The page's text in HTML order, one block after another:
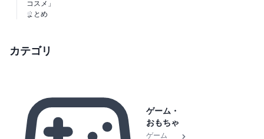
コスメ」
まとめ
カテゴリ
ゲーム・
おもちゃ
ゲーム